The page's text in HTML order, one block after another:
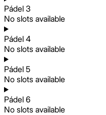
Pádel 3
No slots available
Pádel 4
No slots available
Pádel 5
No slots available
Pádel 6
No slots available